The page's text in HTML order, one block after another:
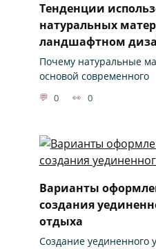
Тенденции
натуральных
ландшафтном
Почему натуральные
основой современного
0 0
Варианты
создания
отдыха
Создание уединенного